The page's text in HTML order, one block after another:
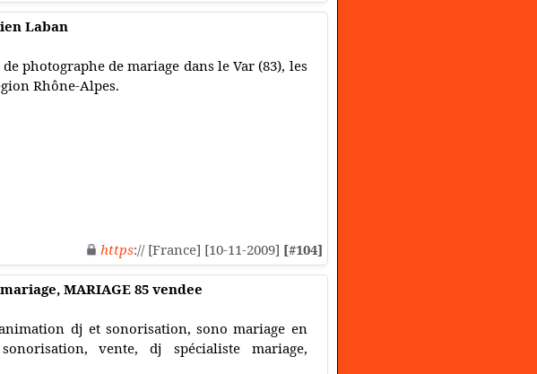
Laban
photographe de mariage dans le Var (83), les
Rhône-Alpes.
https:// [France] [10-11-2009] [#104]
MARIAGE 85 vendee
animation dj et sonorisation, sono mariage en
vente, dj spécialiste mariage,